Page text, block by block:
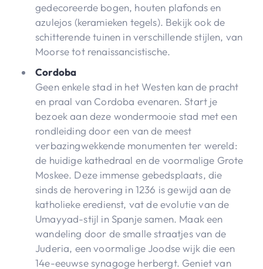
gedecoreerde bogen, houten plafonds en
azulejos (keramieken tegels). Bekijk ook de
schitterende tuinen in verschillende stijlen, van
Moorse tot renaissancistische.
Cordoba
Geen enkele stad in het Westen kan de pracht
en praal van Cordoba evenaren. Start je
bezoek aan deze wondermooie stad met een
rondleiding door een van de meest
verbazingwekkende monumenten ter wereld:
de huidige kathedraal en de voormalige Grote
Moskee. Deze immense gebedsplaats, die
sinds de herovering in 1236 is gewijd aan de
katholieke eredienst, vat de evolutie van de
Umayyad-stijl in Spanje samen. Maak een
wandeling door de smalle straatjes van de
Juderia, een voormalige Joodse wijk die een
14e-eeuwse synagoge herbergt. Geniet van